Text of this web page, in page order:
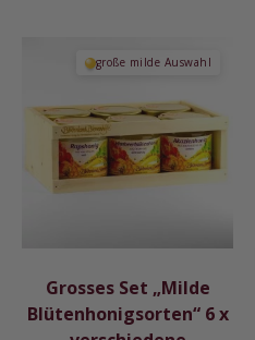
große milde Auswahl
Grosses Set „Milde
Blütenhonigsorten“ 6 x
Produkt
weist
mehrere
Varianten
auf.
auf
der